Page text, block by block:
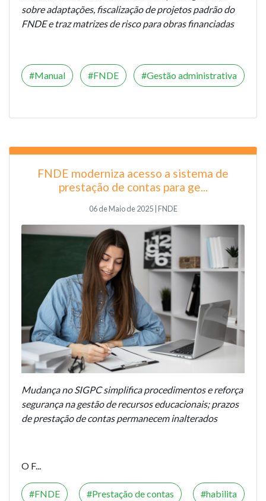
sobre adaptações, fiscalização de projetos padrão do
FNDE e traz matrizes de risco para obras financiadas
Manual FNDE Gestão administrativa
FNDE moderniza acesso a sistema de
prestação de contas para ge...
06 de Maio de 2025 | FNDE
Mudança no SIGPC simplifica procedimentos e reforça
segurança na gestão de recursos educacionais; prazos
de prestação de contas permanecem inalterados
O F...
FNDE Prestação de contas habilita